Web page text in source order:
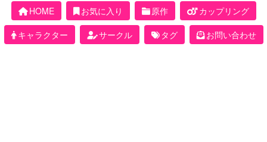
HOME お気に入り 原作
カップリング
キャラクター
サークル タグ お問い合わせ